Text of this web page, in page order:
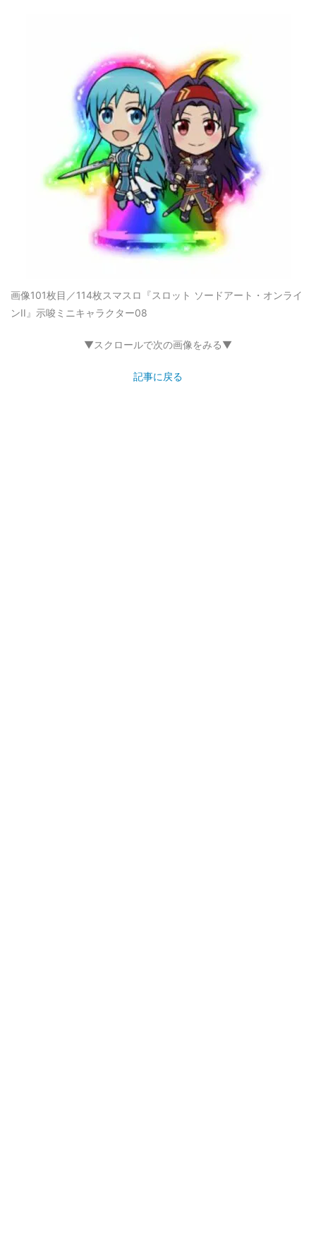
画像101枚目／114枚スマスロ『スロット ソードアート・オンライ
ンII』示唆ミニキャラクター08
▼スクロールで次の画像をみる▼
記事に戻る